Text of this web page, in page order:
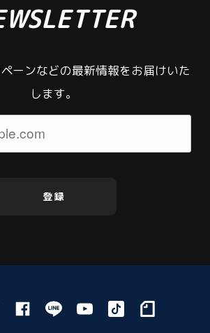
ーンなどの最新情報をお届けいた
します。
登録